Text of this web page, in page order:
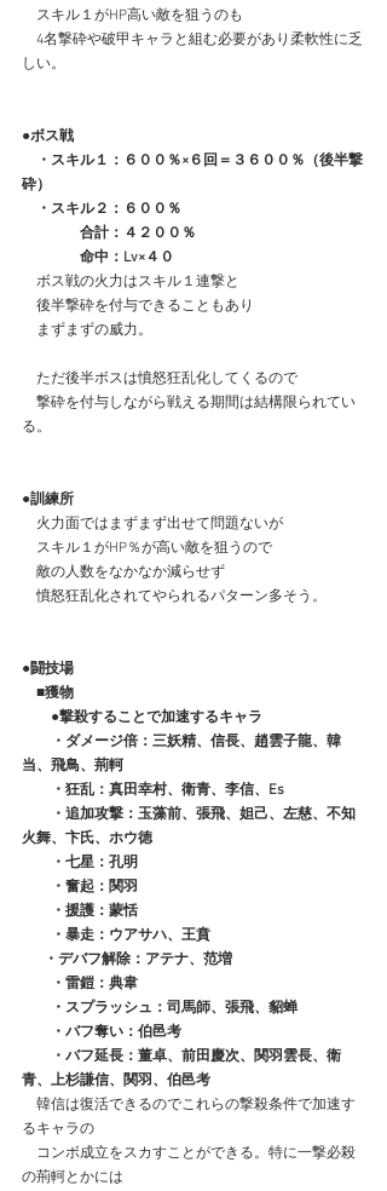
スキル１がHP高い敵を狙うのも
4名撃砕や破甲キャラと組む必要があり柔軟性に乏
しい。
●ボス戦
・スキル１：６００％×６回＝３６００％（後半撃
砕）
・スキル２：６００％
合計：４２００％
命中：Lv×４０
ボス戦の火力はスキル１連撃と
後半撃砕を付与できることもあり
まずまずの威力。
ただ後半ボスは憤怒狂乱化してくるので
撃砕を付与しながら戦える期間は結構限られてい
る。
●訓練所
火力面ではまずまず出せて問題ないが
スキル１がHP％が高い敵を狙うので
敵の人数をなかなか減らせず
憤怒狂乱化されてやられるパターン多そう。
●闘技場
■獲物
●撃殺することで加速するキャラ
・ダメージ倍：三妖精、信長、趙雲子龍、韓
当、飛鳥、荊軻
・狂乱：真田幸村、衛青、李信、Es
・追加攻撃：玉藻前、張飛、妲己、左慈、不知
火舞、卞氏、ホウ徳
・七星：孔明
・奮起：関羽
・援護：蒙恬
・暴走：ウアサハ、王賁
  　・デバフ解除：アテナ、范増
・雷鎧：典韋
・スプラッシュ：司馬師、張飛、貂蝉
・バフ奪い：伯邑考
・バフ延長：董卓、前田慶次、関羽雲長、衛
青、上杉謙信、関羽、伯邑考
韓信は復活できるのでこれらの撃殺条件で加速す
るキャラの
コンボ成立をスカすことができる。特に一撃必殺
の荊軻とかには